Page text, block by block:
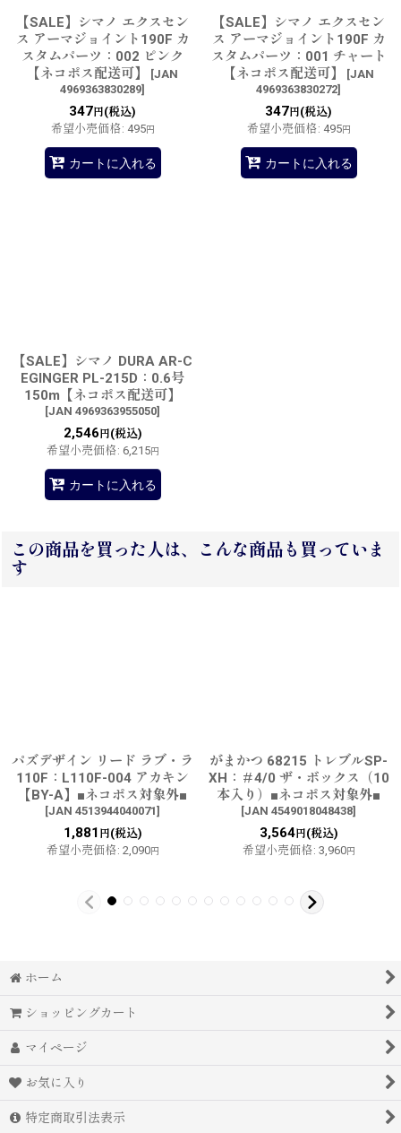
【SALE】シマノ エクスセン
ス アーマジョイント190F カ
スタムパーツ：002 ピンク
【ネコポス配送可】
[JAN
4969363830289]
347 円(税込)
希望小売価格: 495円
カートに入れる
【SALE】シマノ エクスセン
ス アーマジョイント190F カ
スタムパーツ：001 チャート
【ネコポス配送可】
[JAN
4969363830272]
347 円(税込)
希望小売価格: 495円
カートに入れる
【SALE】シマノ DURA AR-C
EGINGER PL-215D：0.6号
150m【ネコポス配送可】
[JAN 4969363955050]
2,546 円(税込)
希望小売価格: 6,215円
カートに入れる
この商品を買った人は、こんな商品も買っていま
す
パズデザイン リード ラブ・ラ
110F：L110F-004 アカキン
【BY-A】■ネコポス対象外■
[JAN 4513944040071]
1,881 円(税込)
希望小売価格: 2,090円
がまかつ 68215 トレブルSP-
XH：＃4/0 ザ・ボックス（10
本入り）■ネコポス対象外■
[JAN 4549018048438]
3,564円(税込)
希望小売価格: 3,960円
ホーム
ショッピングカート
マイページ
お気に入り
特定商取引法表示